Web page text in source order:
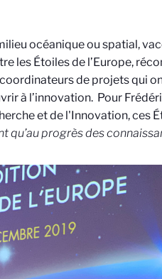
océanique ou spatial,
les Étoiles de l’Europe,
de projets qui
à l’innovation. Pour
et de l'Innovation, ces
qu’au progrès des